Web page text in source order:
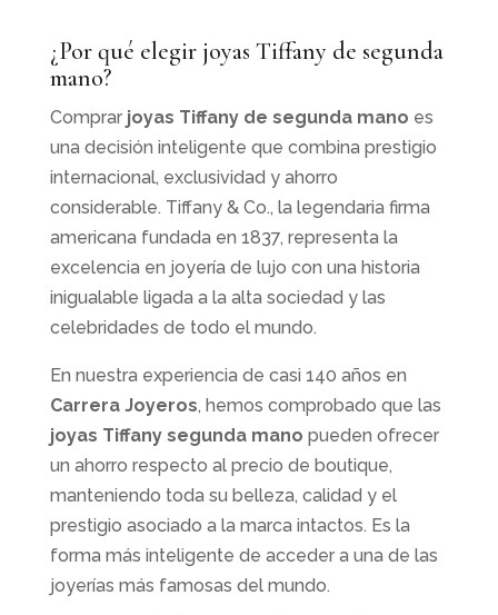
¿Por qué elegir joyas Tiffany de segunda
mano?
Comprar joyas Tiffany de segunda mano es
una decisión inteligente que combina prestigio
internacional, exclusividad y ahorro
considerable. Tiffany & Co., la legendaria firma
americana fundada en 1837, representa la
excelencia en joyería de lujo con una historia
inigualable ligada a la alta sociedad y las
celebridades de todo el mundo.
En nuestra experiencia de casi 140 años en
Carrera Joyeros, hemos comprobado que las
joyas Tiffany segunda mano pueden ofrecer
un ahorro respecto al precio de boutique,
manteniendo toda su belleza, calidad y el
prestigio asociado a la marca intactos. Es la
forma más inteligente de acceder a una de las
joyerías más famosas del mundo.